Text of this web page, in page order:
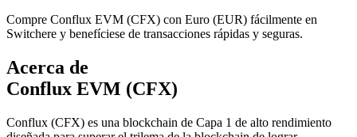
Compre Conflux EVM (CFX) con Euro (EUR) fácilmente en
Switchere y benefíciese de transacciones rápidas y seguras.
Acerca de
Conflux EVM (CFX)
Conflux (CFX) es una blockchain de Capa 1 de alto rendimiento